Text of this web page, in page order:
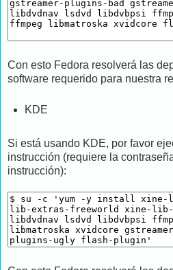
Con esto Fedora resolverá las
software requerido para nuestra
KDE
Si está usando KDE, por favor
instrucción (requiere la
instrucción):